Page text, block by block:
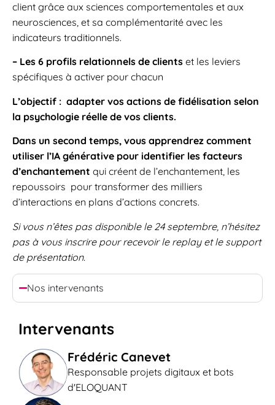
client grâce aux sciences comportementales et aux
neurosciences, et sa complémentarité avec les
indicateurs traditionnels.
– Les 6 profils relationnels de clients et les leviers
spécifiques à activer pour chacun
L’objectif : adapter vos actions de fidélisation selon
la psychologie réelle de vos clients.
Dans un second temps, vous apprendrez comment
utiliser l’IA générative pour identifier les facteurs
d’enchantement qui créent de l’enchantement, les
repoussoirs pour transformer des milliers
d’interactions en plans d’actions concrets.
Si vous n’êtes pas disponible le 24 septembre, n’hésitez
pas à vous inscrire pour recevoir le replay et le support
de présentation.
Nos intervenants
Intervenants
Frédéric Canevet
Responsable projets digitaux et bots
d'ELOQUANT